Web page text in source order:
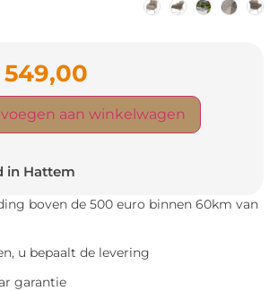
549,00
aan winkelwagen
in Hattem
boven de 500 euro binnen 60km van
u bepaalt de levering
garantie